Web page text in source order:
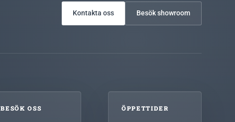
Kontakta oss Besök showroom
BESÖK OSS ÖPPETTIDER